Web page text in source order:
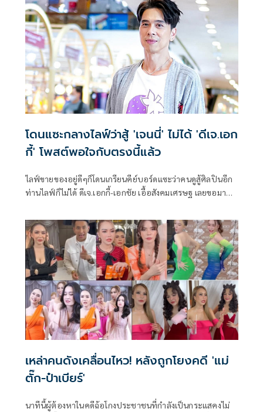
เข้ามาไลฟ์กันจนเกิดกระแสและทำให้เป็นการไลฟ์ที่มีคนดู
สูงสุดถึง 1.2 ล้านวิว นับเป็นตัวเลขที่มากที่สุดในโลกของ TIKTOK
อีกด้วย
โดนแซะกลางไลฟ์ว่าสู้ 'เจนนี่' ไม่ได้ 'ดีเจ.เอก
กี้' โพสต์พอใจกับตรงนี้แล้ว
ไลฟ์ขายของอยู่ดีๆก็โดนเกรียนคีย์บอร์ดแซะว่าคนดูสู้ศิลปินอีก
ท่านไลฟ์ก็ไม่ได้ ดีเจ.เอกกี้-เอกชัย เอื้อสังคมเศรษฐ เลยขอมา
ตนทำคนเดียวและมีความสุขกับสิ่งที่มีแล้ว
เหล่าคนดังเคลื่อนไหว! หลังถูกโยงคดี 'แม่
ตั๊ก-ป๋าเบียร์'
นาทีนี้ผู้ต้องหาในคดีฉ้อโกงประชาชนที่กำลังเป็นกระแสคงไม่